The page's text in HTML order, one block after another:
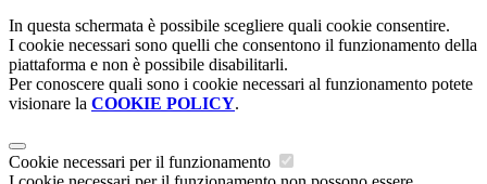
In questa schermata è possibile scegliere quali cookie consentire.
I cookie necessari sono quelli che consentono il funzionamento della
piattaforma e non è possibile disabilitarli.
Per conoscere quali sono i cookie necessari al funzionamento potete
visionare la COOKIE POLICY.
Cookie necessari per il funzionamento